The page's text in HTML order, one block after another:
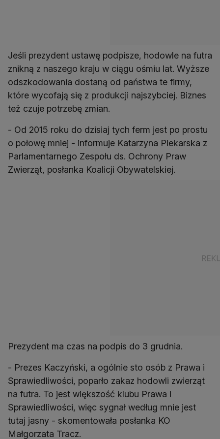
Jeśli prezydent ustawę podpisze, hodowle na futra
znikną z naszego kraju w ciągu ośmiu lat. Wyższe
odszkodowania dostaną od państwa te firmy,
które wycofają się z produkcji najszybciej. Biznes
też czuje potrzebę zmian.
- Od 2015 roku do dzisiaj tych ferm jest po prostu
o połowę mniej - informuje Katarzyna Piekarska z
Parlamentarnego Zespołu ds. Ochrony Praw
Zwierząt, posłanka Koalicji Obywatelskiej.
Prezydent ma czas na podpis do 3 grudnia.
- Prezes Kaczyński, a ogólnie sto osób z Prawa i
Sprawiedliwości, poparło zakaz hodowli zwierząt
na futra. To jest większość klubu Prawa i
Sprawiedliwości, więc sygnał według mnie jest
tutaj jasny - skomentowała posłanka KO
Małgorzata Tracz.